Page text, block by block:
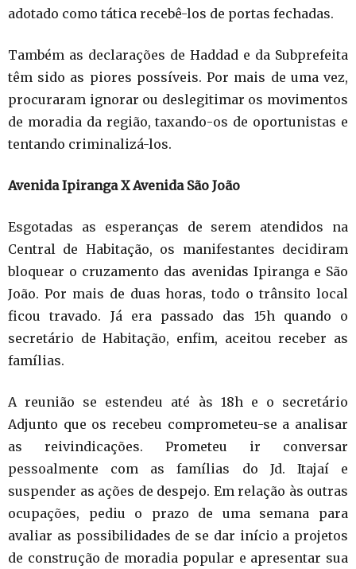
adotado como tática recebê-los de portas fechadas.
Também as declarações de Haddad e da Subprefeita
têm sido as piores possíveis. Por mais de uma vez,
procuraram ignorar ou deslegitimar os movimentos
de moradia da região, taxando-os de oportunistas e
tentando criminalizá-los.
Avenida Ipiranga X Avenida São João
Esgotadas as esperanças de serem atendidos na
Central de Habitação, os manifestantes decidiram
bloquear o cruzamento das avenidas Ipiranga e São
João. Por mais de duas horas, todo o trânsito local
ficou travado. Já era passado das 15h quando o
secretário de Habitação, enfim, aceitou receber as
famílias.
A reunião se estendeu até às 18h e o secretário
Adjunto que os recebeu comprometeu-se a analisar
as reivindicações. Prometeu ir conversar
pessoalmente com as famílias do Jd. Itajaí e
suspender as ações de despejo. Em relação às outras
ocupações, pediu o prazo de uma semana para
avaliar as possibilidades de se dar início a projetos
de construção de moradia popular e apresentar sua